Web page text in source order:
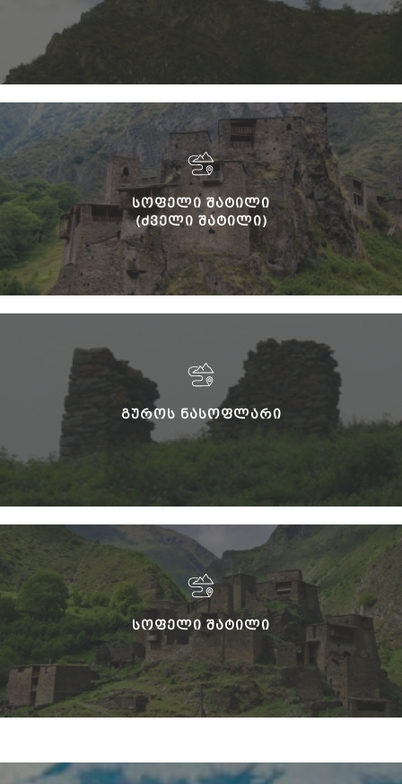
ᲡᲝᲤᲔᲚᲘ ᲨᲐᲢᲘᲚᲘ
(ᲫᲕᲔᲚᲘ ᲨᲐᲢᲘᲚᲘ)
ᲒᲣᲠᲝᲡ ᲜᲐᲡᲝᲤᲚᲐᲠᲘ
ᲡᲝᲤᲔᲚᲘ ᲨᲐᲢᲘᲚᲘ